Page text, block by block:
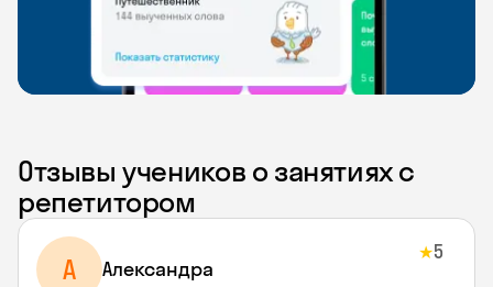
Отзывы учеников о занятиях с
репетитором
A Aлександра
★5